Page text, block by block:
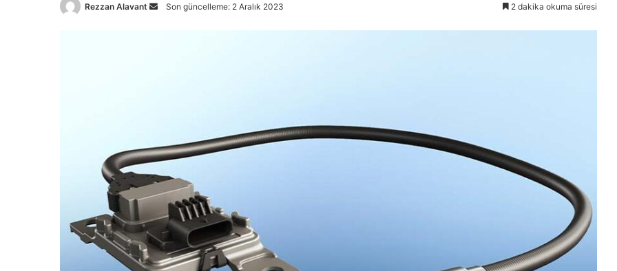
Rezzan Alavant
BirSon güncelleme: 2 Aralık 2023 2 dakika okuma süresi